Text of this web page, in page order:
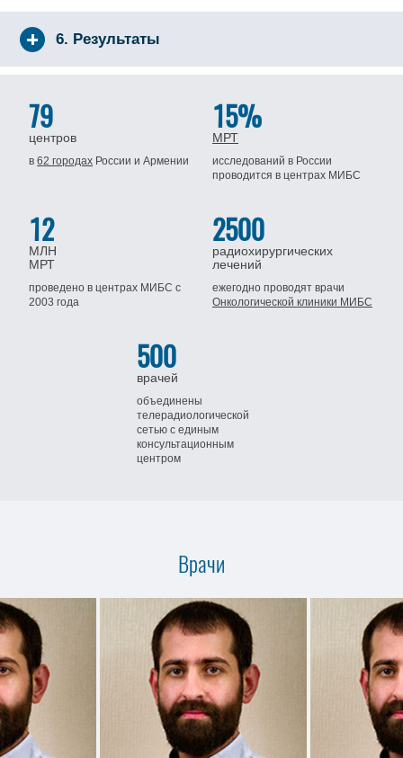
6. Результаты
79
центров
в62 городах Россиии Армении
15%
МРТ
исследований в России
проводится в центрах МИБС
12
МЛН
МРТ
проведено в центрах МИБСс
2003 года
2500
радиохирургических
лечений
ежегодно проводят врачи
Онкологической клиники МИБС
500
врачей
объединены
телерадиологической
сетью с единым
консультационным
центром
Врачи